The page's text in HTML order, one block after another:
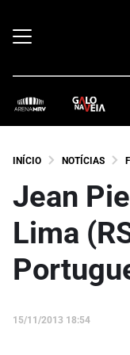
INÍCIO NOTÍCIAS
Jean
Lima
15/11/2013 18:54